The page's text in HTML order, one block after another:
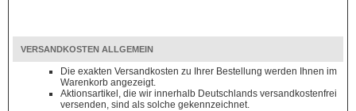
VERSANDKOSTEN ALLGEMEIN
Die exakten Versandkosten zu Ihrer Bestellung werden Ihnen im
Warenkorb angezeigt.
Aktionsartikel, die wir innerhalb Deutschlands versandkostenfrei
versenden, sind als solche gekennzeichnet.